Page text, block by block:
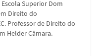
Superior Dom
Direito do
Professor de Direito do
Helder Câmara.